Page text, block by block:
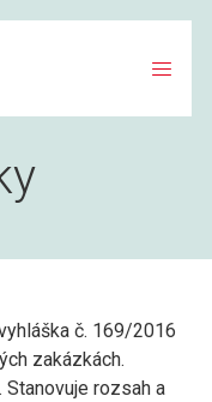
č. 169/2016
zakázkách.
Stanovuje rozsah a